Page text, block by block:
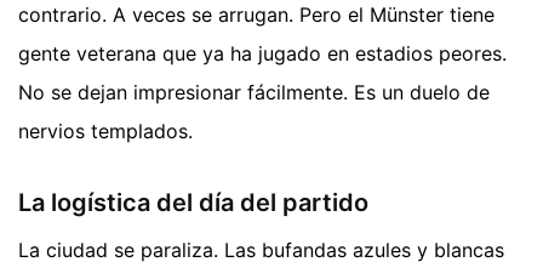
contrario. A veces se arrugan. Pero el Münster tiene
gente veterana que ya ha jugado en estadios peores.
No se dejan impresionar fácilmente. Es un duelo de
nervios templados.
La logística del día del partido
La ciudad se paraliza. Las bufandas azules y blancas